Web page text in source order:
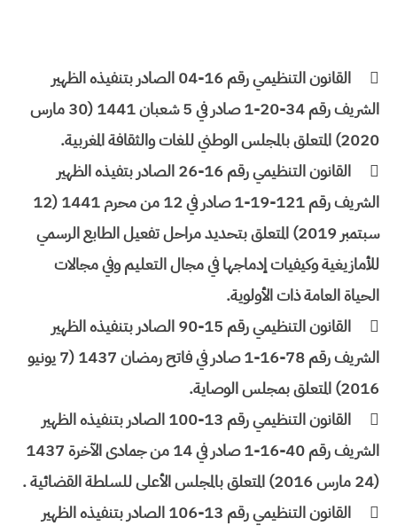

القانون التنظيمي رقم 16-04 الصادر بتنفيذه الظهير
الشريف رقم 34-20-1 صادر في 5 شعبان 1441 (30 مارس
2020) المتعلق بالمجلس الوطني للغات والثقافة المغربية.

القانون التنظيمي رقم 16-26 الصادر بتفيذه الظهير
الشريف رقم 121-19-1 صادر في 12 من محرم 1441 (12
سبتمبر 2019) المتعلق بتحديد مراحل تفعيل الطابع الرسمي
للأمازيغية وكيفيات إدماجها في مجال التعليم وفي مجالات
الحياة العامة ذات الأولوية.

القانون التنظيمي رقم 15-90 الصادر بتنفيذه الظهير
الشريف رقم 78-16-1 صادر في فاتح رمضان 1437 (7 يونيو
2016) المتعلق بمجلس الوصاية.

القانون التنظيمي رقم 13-100 الصادر بتنفيذه الظهير
الشريف رقم 40-16-1 صادر في 14 من جمادى الآخرة 1437
(24 مارس 2016) المتعلق بالمجلس الأعلى للسلطة القضائية .

القانون التنظيمي رقم 13-106 الصادر بتنفيذه الظهير